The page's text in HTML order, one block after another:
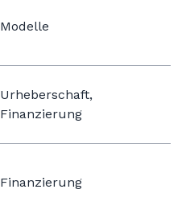
Modelle
Urheberschaft,
Finanzierung
Finanzierung